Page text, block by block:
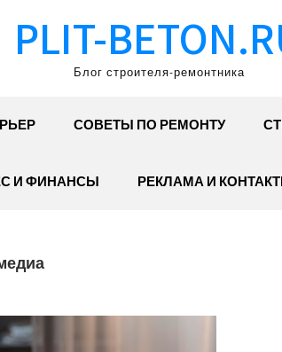
PLIT-
Блог строителя-ремонтника
СОВЕТЫ ПО РЕМОНТУ
И ФИНАНСЫ РЕКЛАМА И